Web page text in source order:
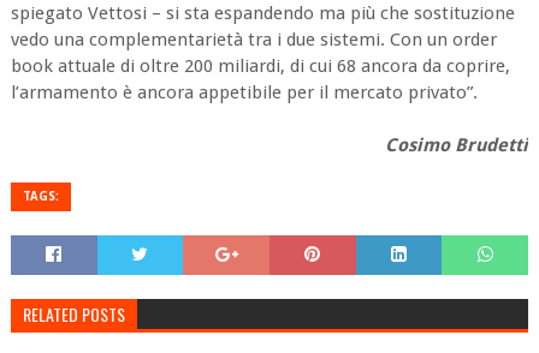
spiegato Vettosi – si sta espandendo ma più che sostituzione
vedo una complementarietà tra i due sistemi. Con un order
book attuale di oltre 200 miliardi, di cui 68 ancora da coprire,
l’armamento è ancora appetibile per il mercato privato”.
Cosimo Brudetti
TAGS:
RELATED POSTS